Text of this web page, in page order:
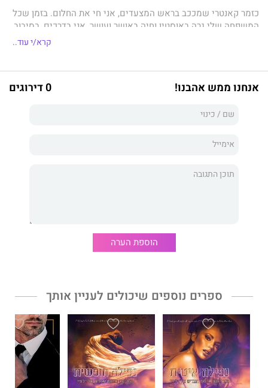
כזמר קאנטרי שמככב בראש המצעדים, אני חי את החלום. בזמן שכל
המשפחה שלי גרה באוסטין וחיה באושר ועושר, אני בדרכים, בסיבוב
אולי בגלל זה אני נמשך למעריץ שצץ באחת ההופעות שלי. משהו
באופן שבו הוא מביט בי על הבמה גורם לי לחשוב... שהוא יודע את
מיילס יש כמה סודות משלו.
אבל לג'נסן יש צלקות כמו שלי. הן פשוט חקוקות עמוק יותר.
והלוהטת מאת שרה קייט אשר ספריה הקודמים – סדרת מנויים
הישראלי.
שרה ידועה בסיפורי האהבה הממכרים והאסורים שלה. הכינו את
עצמכם למסע חדש ולוהט שבו הגבולות נעלמים.
קרא/י עוד..
אנחנו ממש אהבנו! 0 דירוגים
הוספת הערה
ספרים נוספים שיכולים לעניין אותך